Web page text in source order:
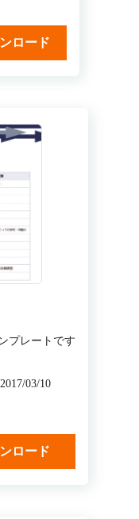
ロード
プレートです
03/10
ロード